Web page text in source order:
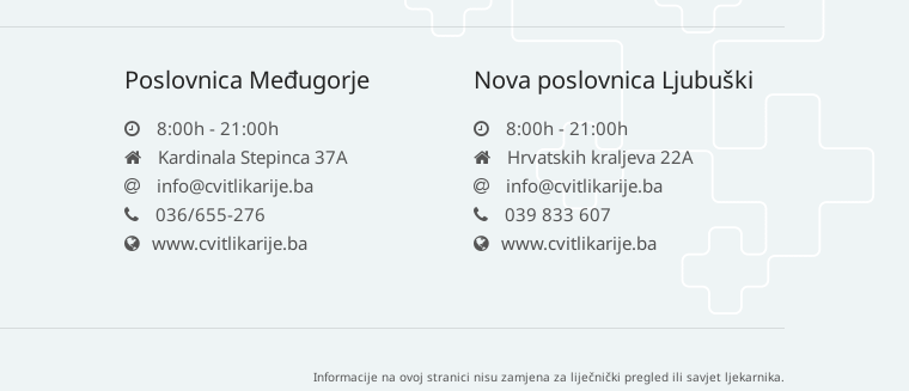
Poslovnica Međugorje
8:00h - 21:00h
Kardinala Stepinca 37A
info@cvitlikarije.ba
036/655-276
www.cvitlikarije.ba
Nova poslovnica Ljubuški
8:00h - 21:00h
Hrvatskih kraljeva 22A
info@cvitlikarije.ba
039 833 607
www.cvitlikarije.ba
Informacije na ovoj stranici nisu zamjena za liječnički pregled ili savjet ljekarnika.